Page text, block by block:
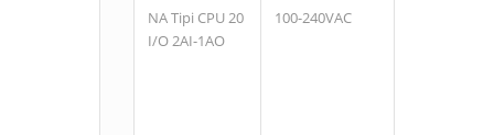
NA Tipi CPU 20
I/O 2AI-1AO
100-240VAC